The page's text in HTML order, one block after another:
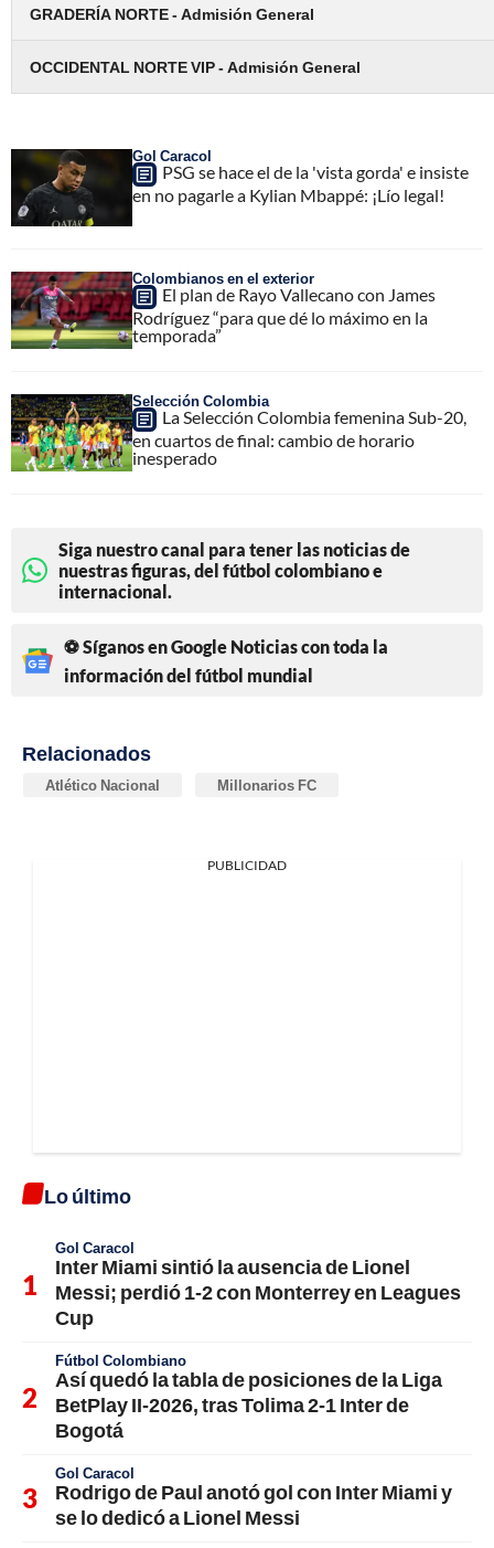
GRADERÍA NORTE - Admisión General
OCCIDENTAL NORTE VIP - Admisión General
Gol Caracol
PSG se hace el de la 'vista gorda' e insiste
en no pagarle a Kylian Mbappé: ¡Lío legal!
Colombianos en el exterior
El plan de Rayo Vallecano con James
Rodríguez “para que dé lo máximo en la
temporada”
Selección Colombia
La Selección Colombia femenina Sub-20,
en cuartos de final: cambio de horario
inesperado
Siga nuestro canal para tener las noticias de
nuestras figuras, del fútbol colombiano e
internacional.
⚽ Síganos en Google Noticias con toda la
información del fútbol mundial
Relacionados
Atlético Nacional Millonarios FC
PUBLICIDAD
Lo último
Gol Caracol
Inter Miami sintió la ausencia de Lionel
Messi; perdió 1-2 con Monterrey en Leagues
Cup
Fútbol Colombiano
Así quedó la tabla de posiciones de la Liga
BetPlay II-2026, tras Tolima 2-1 Inter de
Bogotá
Gol Caracol
Rodrigo de Paul anotó gol con Inter Miami y
se lo dedicó a Lionel Messi